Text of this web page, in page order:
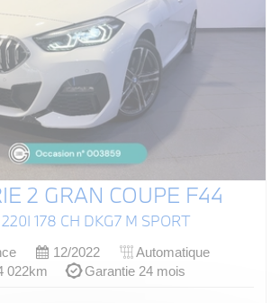
2 GRAN COUPE F44
178 CH DKG7 M SPORT
12/2022
Automatique
022km
Garantie 24 mois